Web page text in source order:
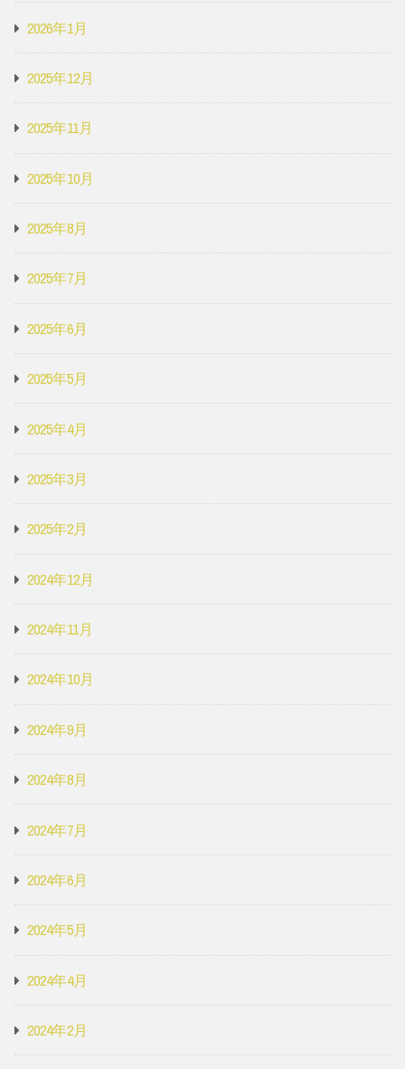
2026年1月
2025年12月
2025年11月
2025年10月
2025年8月
2025年7月
2025年6月
2025年5月
2025年4月
2025年3月
2025年2月
2024年12月
2024年11月
2024年10月
2024年9月
2024年8月
2024年7月
2024年6月
2024年5月
2024年4月
2024年2月